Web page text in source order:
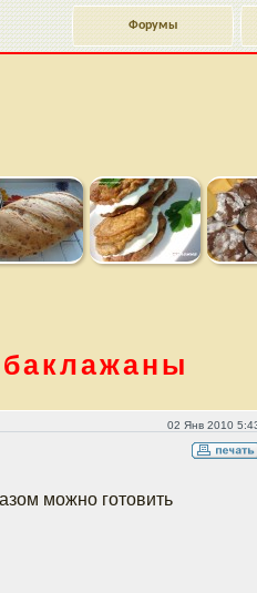
Форумы
баклажаны
02 Янв 2010
можно готовить